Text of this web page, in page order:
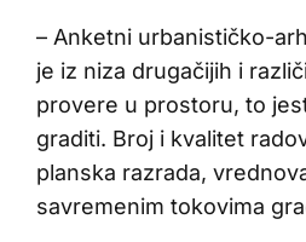
– Anketni urbanističko-
je iz niza drugačijih i
provere u prostoru, to
graditi. Broj i kvalitet
planska razrada,
savremenim tokovima